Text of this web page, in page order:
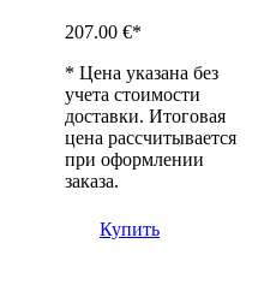
207.00 €*
* Цена указана без
учета стоимости
доставки. Итоговая
цена рассчитывается
при оформлении
заказа.
Купить